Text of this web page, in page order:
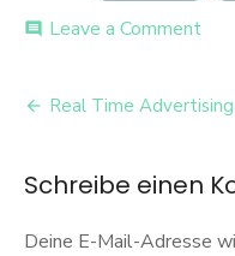
comment Leave a Commenton
07-
Beitrags-
Real Time Advertising
Schreibe einen
Deine E-Mail-Adresse